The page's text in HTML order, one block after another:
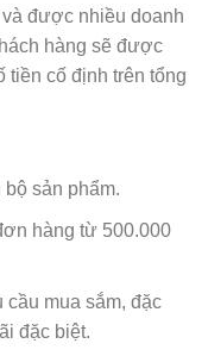
được nhiều doanh
hàng sẽ được
tiền cố định trên tổng
bộ sản phẩm.
hàng từ 500.000
cầu mua sắm, đặc
đặc biệt.